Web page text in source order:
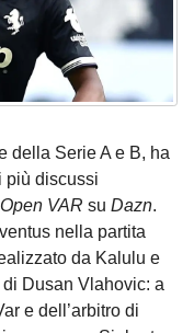
della Serie A e B, ha
più discussi
Open VAR su Dazn.
nella partita
da Kalulu e
Dusan Vlahovic: a
e dell’arbitro di